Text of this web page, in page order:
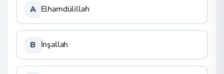
A Elhamdülillah
B İnşallah